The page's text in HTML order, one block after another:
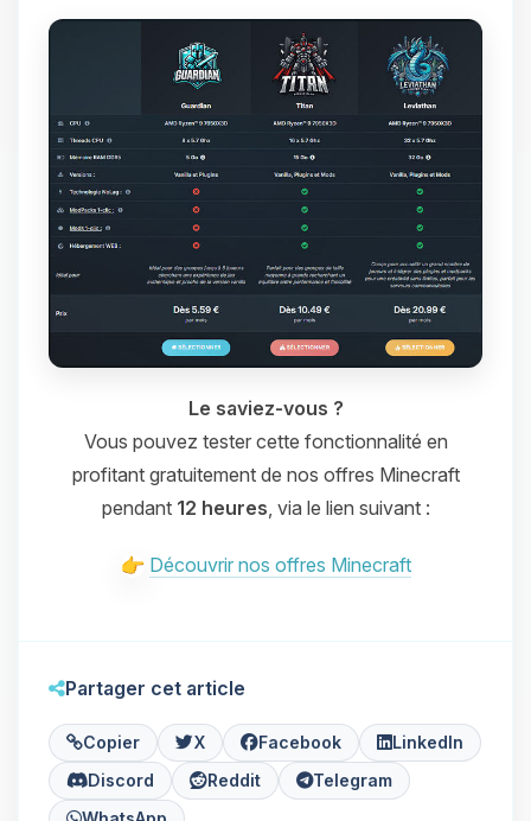
Le saviez-vous ?
Vous pouvez tester cette fonctionnalité en
profitant gratuitement de nos offres Minecraft
pendant 12 heures , via le lien suivant :
Découvrir nos offres Minecraft
Partager cet article
Copier X Facebook
LinkedIn
Discord
Reddit
Telegram